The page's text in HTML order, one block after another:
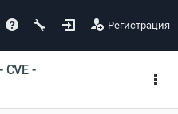
Регистрация
CVE -